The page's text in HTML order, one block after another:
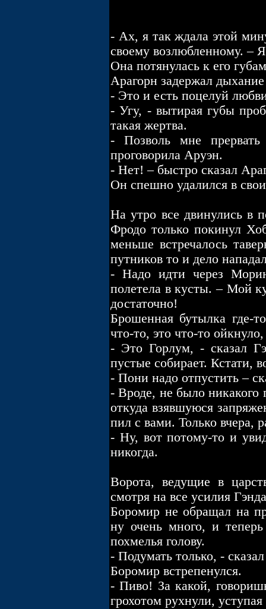
- Ах, я так ждала этой
своему возлюбленному. –
Она потянулась к его
Арагорн задержал
- Это и есть поцелуй
- Угу, - вытирая губы
такая жертва.
- Позволь мне
проговорила Аруэн.
- Нет! – быстро сказал
Он спешно удалился в
На утро все двинулись в
Фродо только покинул
меньше встречалось
путников то и дело
- Надо идти через
полетела в кусты. – Мой
достаточно!
Брошенная бутылка где-
что-то, это что-то
- Это Горлум, - сказал
пустые собирает. Кстати,
- Пони надо отпустить –
- Вроде, не было никакого
откуда взявшуюся
пил с вами. Только вчера,
- Ну, вот потому-то и
никогда.
Ворота, ведущие в
смотря на все усилия
Боромир не обращал на
ну очень много, и
похмелья голову.
- Подумать только, -
Боромир встрепенулся.
- Пиво! За какой,
грохотом рухнули,